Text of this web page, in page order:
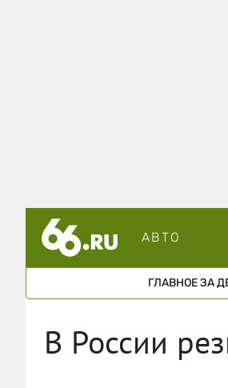
АВТО
ГЛАВНОЕ ЗА
В России